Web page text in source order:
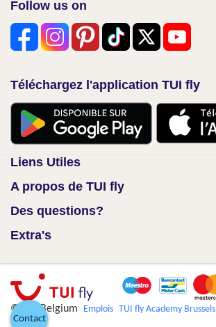
Follow us on
Téléchargez l'application TUI fly
Liens Utiles
A propos de TUI fly
Des questions?
Extra's
© TUI Belgium Emplois TUI fly Academy Brussels
Contact